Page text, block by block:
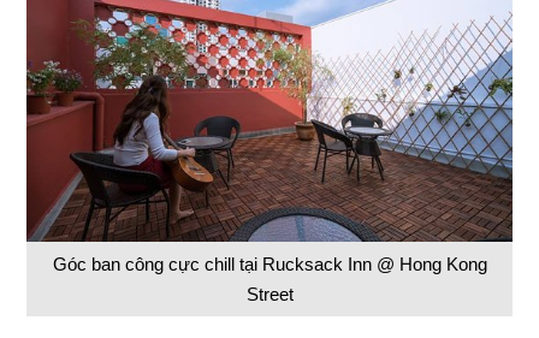
Góc ban công cực chill tại Rucksack Inn @ Hong Kong
Street